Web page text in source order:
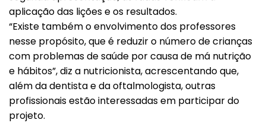
aplicação das lições e os resultados.
“Existe também o envolvimento dos professores
nesse propósito, que é reduzir o número de crianças
com problemas de saúde por causa de má nutrição
e hábitos”, diz a nutricionista, acrescentando que,
além da dentista e da oftalmologista, outras
profissionais estão interessadas em participar do
projeto.